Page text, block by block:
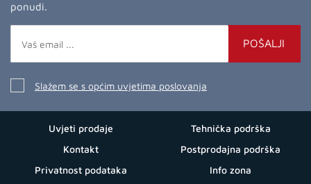
ponudi.
POŠALJI
Slažem se s općim uvjetima poslovanja
Uvjeti prodaje
Kontakt
Privatnost podataka
Tehnička podrška
Postprodajna podrška
Info zona